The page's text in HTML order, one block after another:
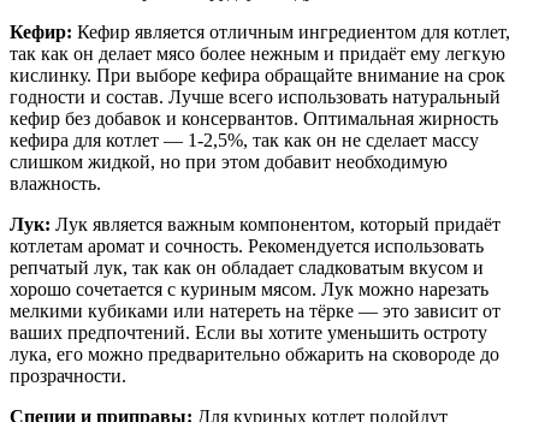
Кефир: Кефир является отличным ингредиентом для котлет,
так как он делает мясо более нежным и придаёт ему легкую
кислинку. При выборе кефира обращайте внимание на срок
годности и состав. Лучше всего использовать натуральный
кефир без добавок и консервантов. Оптимальная жирность
кефира для котлет — 1-2,5%, так как он не сделает массу
слишком жидкой, но при этом добавит необходимую
влажность.
Лук: Лук является важным компонентом, который придаёт
котлетам аромат и сочность. Рекомендуется использовать
репчатый лук, так как он обладает сладковатым вкусом и
хорошо сочетается с куриным мясом. Лук можно нарезать
мелкими кубиками или натереть на тёрке — это зависит от
ваших предпочтений. Если вы хотите уменьшить остроту
лука, его можно предварительно обжарить на сковороде до
прозрачности.
Специи и приправы: Для куриных котлет подойдут